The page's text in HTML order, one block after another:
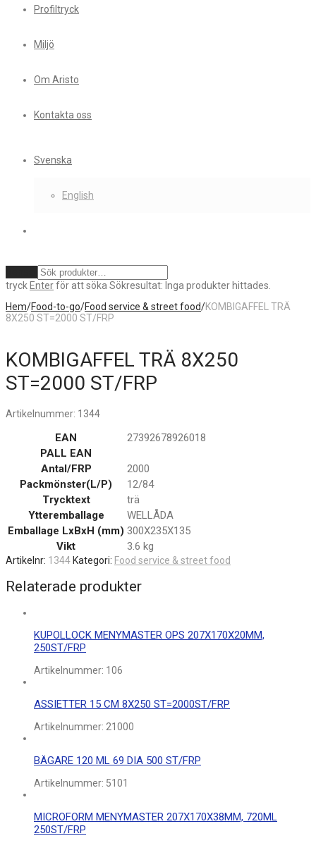
Profiltryck
Miljö
Om Aristo
Kontakta oss
Svenska
English
tryck Enterför att söka Sökresultat: Inga produkter hittades.
Hem/Food-to-go/Food service & street food/KOMBIGAFFEL TRÄ
8X250 ST=2000 ST/FRP
KOMBIGAFFEL TRÄ 8X250
ST=2000 ST/FRP
Artikelnummer: 1344
EAN
27392678926018
PALL EAN
Antal/FRP
2000
Packmönster(L/P)
12/84
Trycktext
trä
Ytteremballage
WELLÅDA
Emballage LxBxH (mm) 300X235X135
Vikt
3.6 kg
Artikelnr: 1344Kategori: Food service & street food
Relaterade produkter
KUPOLLOCK MENYMASTER OPS 207X170X20MM,
250ST/FRP
Artikelnummer: 106
ASSIETTER 15 CM 8X250 ST=2000ST/FRP
Artikelnummer: 21000
BÄGARE 120 ML 69 DIA 500 ST/FRP
Artikelnummer: 5101
MICROFORM MENYMASTER 207X170X38MM, 720ML
250ST/FRP